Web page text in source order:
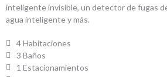
inteligente invisible, un detector de fugas
agua inteligente y más.
4 Habitaciones
3 Baños
1 Estacionamientos